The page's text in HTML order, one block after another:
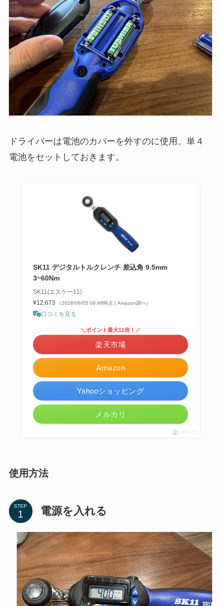
ドライバーは電池のカバーを外すのに使用。単４
電池をセットしておきます。
SK11 デジタルトルクレンチ 差込角 9.5mm
3~60Nm
SK11(エスケー11)
¥12,673
（2026/08/05 09:48時点 | Amazon調べ）
口コミを見る
Amazon
＼ポイント最大11倍！／
楽天市場
Yahooショッピング
メルカリ
ポチップ
使用方法
STEP 電源を入れる